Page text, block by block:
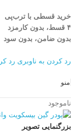
خرید قسطی با ترب‌پی
۴ قسط، بدون کارمزد
بدون ضامن، بدون سود
رد کردن به ناوبری رد
منو
ناموجود
بزرگنمایی تصویر